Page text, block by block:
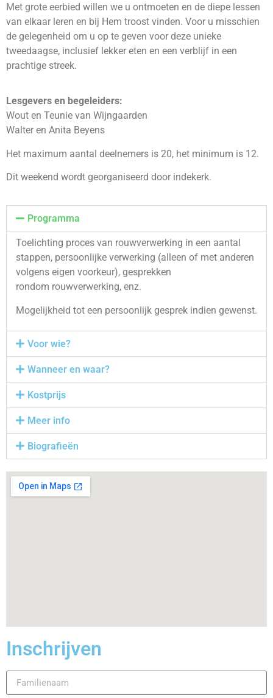
Met grote eerbied willen we u ontmoeten en de diepe lessen
van elkaar leren en bij Hem troost vinden. Voor u misschien
de gelegenheid om u op te geven voor deze unieke
tweedaagse, inclusief lekker eten en een verblijf in een
prachtige streek.
Lesgevers en begeleiders:
Wout en Teunie van Wijngaarden
Walter en Anita Beyens
Het maximum aantal deelnemers is 20, het minimum is 12.
Dit weekend wordt georganiseerd door indekerk.
Programma
Toelichting proces van rouwverwerking in een aantal
stappen, persoonlijke verwerking (alleen of met anderen
volgens eigen voorkeur), gesprekken
rondom rouwverwerking, enz.
Mogelijkheid tot een persoonlijk gesprek indien gewenst.
Voor wie?
Wanneer en waar?
Kostprijs
Meer info
Biografieën
Inschrijven